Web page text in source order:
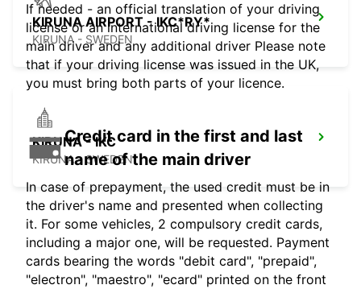
KIRUNA AIRPORT - IKC*RY*
KIRUNA - SWEDEN
KIRUNA - IKC
KIRUNA - SWEDEN
If needed - an official translation of your driving
license or an international driving license for the
main driver and any additional driver Please note
that if your driving license was issued in the UK,
you must bring both parts of your licence.
Credit card in the first and last
name of the main driver
In case of prepayment, the used credit must be in
the driver's name and presented when collecting
it. For some vehicles, 2 compulsory credit cards,
including a major one, will be requested. Payment
cards bearing the words "debit card", "prepaid",
"electron", "maestro", "ecard" printed on the front